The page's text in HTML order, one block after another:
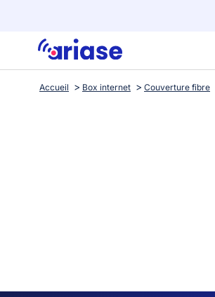
Accueil Box internet Couverture fibre